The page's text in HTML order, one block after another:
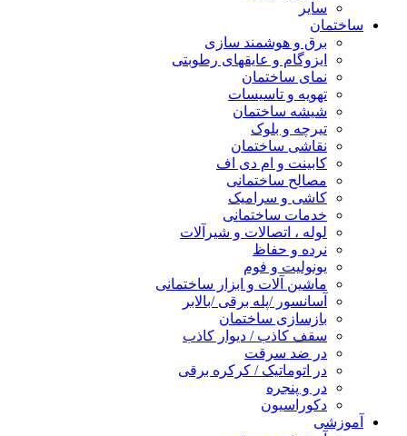
سایر
ساختمان
برق و هوشمند سازی
ایزوگام و عایقهای رطوبتی
نمای ساختمان
تهویه و تاسیسات
شیشه ساختمان
تیرچه و بلوک
نقاشی ساختمان
کابینت و ام دی اف
مصالح ساختمانی
کاشی و سرامیک
خدمات ساختمانی
لوله ، اتصالات و شیرآلات
نرده و حفاظ
یونولیت و فوم
ماشین آلات و ابزار ساختمانی
آسانسور /پله برقی /بالابر
بازسازی ساختمان
سقف کاذب / دیوار کاذب
در ضد سرقت
در اتوماتیک / کرکره برقی
در و پنجره
دکوراسیون
آموزشی